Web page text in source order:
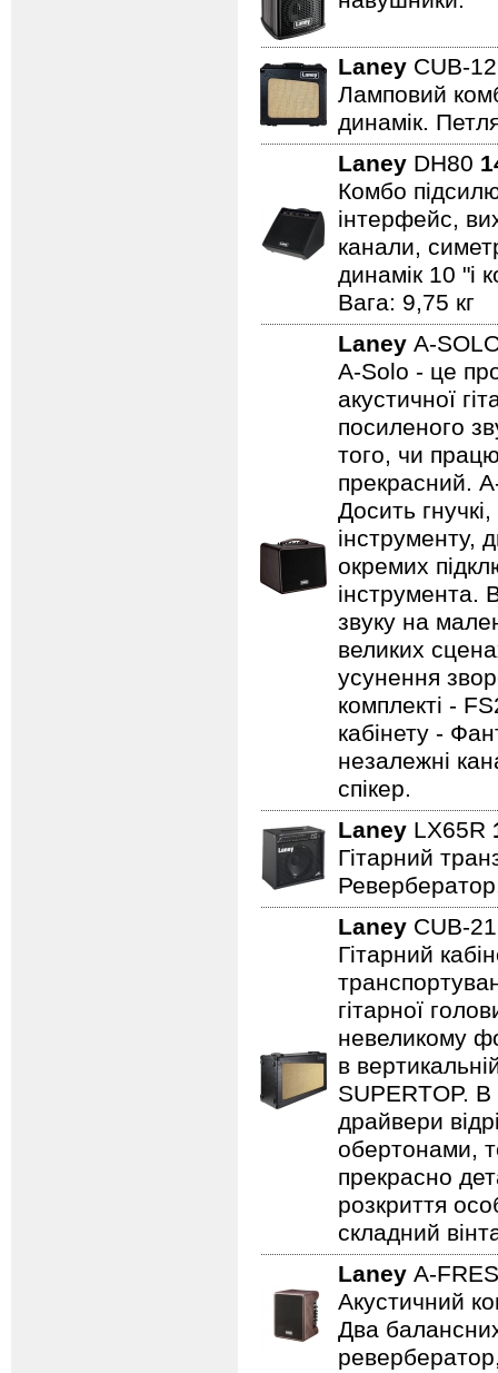
Laney CUB-
Ламповий
динамік.
Laney DH80
Комбо
інтерфейс,
канали,
динамік 10 "і
Вага: 9,75 кг
Laney A-
A-Solo - це
акустичної
посиленого
того, чи
прекрасний.
Досить
інструменту,
окремих
інструмента.
звуку на
великих
усунення
комплекті -
кабінету -
незалежні
спікер.
Laney LX65R
Гітарний
Laney CUB-
Гітарний
гітарної
невеликому
в
SUPERTOP. В
драйвери
обертонами,
прекрасно
розкриття
складний
Laney A-
Акустичний
Два